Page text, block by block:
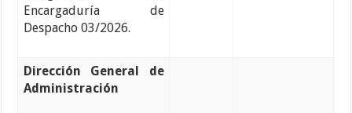
Encargaduría de
Despacho 03/2026.
Dirección General de
Administración